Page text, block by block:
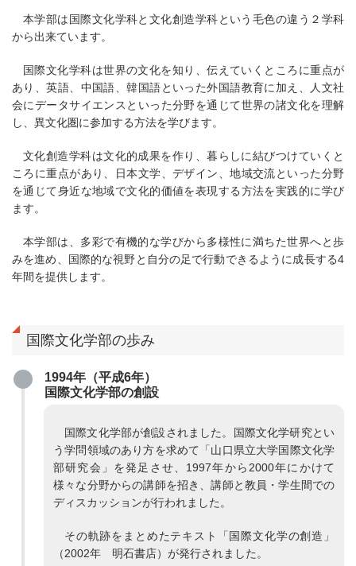
本学部は国際文化学科と文化創造学科という毛色の違う２学科
から出来ています。
国際文化学科は世界の文化を知り、伝えていくところに重点が
あり、英語、中国語、韓国語といった外国語教育に加え、人文社
会にデータサイエンスといった分野を通じて世界の諸文化を理解
し、異文化圏に参加する方法を学びます。
文化創造学科は文化的成果を作り、暮らしに結びつけていくと
ころに重点があり、日本文学、デザイン、地域交流といった分野
を通じて身近な地域で文化的価値を表現する方法を実践的に学び
ます。
本学部は、多彩で有機的な学びから多様性に満ちた世界へと歩
みを進め、国際的な視野と自分の足で行動できるように成長する4
年間を提供します。
国際文化学部の歩み
1994年（平成6年）
国際文化学部の創設
国際文化学部が創設されました。国際文化学研究とい
う学問領域のあり方を求めて「山口県立大学国際文化学
部研究会」を発足させ、1997年から2000年にかけて
様々な分野からの講師を招き、講師と教員・学生間での
ディスカッションが行われました。
その軌跡をまとめたテキスト「国際文化学の創造」
（2002年 明石書店）が発行されました。